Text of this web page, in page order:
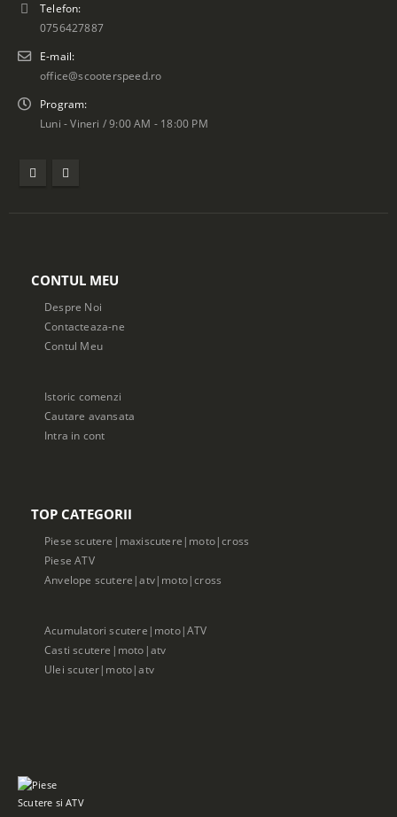
Telefon:
0756427887
E-mail:
office@scooterspeed.ro
Program:
Luni - Vineri / 9:00 AM - 18:00 PM
CONTUL MEU
Despre Noi
Contacteaza-ne
Contul Meu
Istoric comenzi
Cautare avansata
Intra in cont
TOP CATEGORII
Piese scutere|maxiscutere|moto|cross
Piese ATV
Anvelope scutere|atv|moto|cross
Acumulatori scutere|moto|ATV
Casti scutere|moto|atv
Ulei scuter|moto|atv